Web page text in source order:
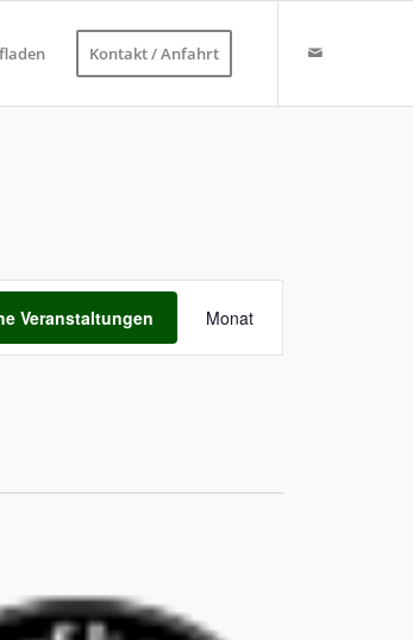
Kontakt / Anfahrt
Veranstaltungen
Ansichten-
Monat